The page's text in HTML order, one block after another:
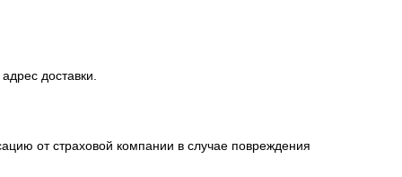
доставки.
от страховой компании в случае повреждения